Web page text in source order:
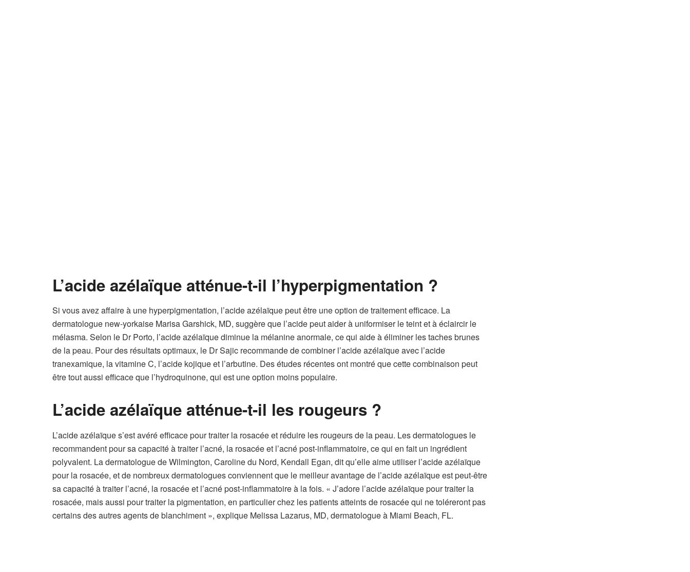
L’acide azélaïque atténue-t-il l’hyperpigmentation ?
Si vous avez affaire à une hyperpigmentation, l’acide azélaïque peut être une option de traitement efficace. La
dermatologue new-yorkaise Marisa Garshick, MD, suggère que l’acide peut aider à uniformiser le teint et à éclaircir le
mélasma. Selon le Dr Porto, l’acide azélaïque diminue la mélanine anormale, ce qui aide à éliminer les taches brunes
de la peau. Pour des résultats optimaux, le Dr Sajic recommande de combiner l’acide azélaïque avec l’acide
tranexamique, la vitamine C, l’acide kojique et l’arbutine. Des études récentes ont montré que cette combinaison peut
être tout aussi efficace que l’hydroquinone, qui est une option moins populaire.
L’acide azélaïque atténue-t-il les rougeurs ?
L’acide azélaïque s’est avéré efficace pour traiter la rosacée et réduire les rougeurs de la peau. Les dermatologues le
recommandent pour sa capacité à traiter l’acné, la rosacée et l’acné post-inflammatoire, ce qui en fait un ingrédient
polyvalent. La dermatologue de Wilmington, Caroline du Nord, Kendall Egan, dit qu’elle aime utiliser l’acide azélaïque
pour la rosacée, et de nombreux dermatologues conviennent que le meilleur avantage de l’acide azélaïque est peut-être
sa capacité à traiter l’acné, la rosacée et l’acné post-inflammatoire à la fois. « J’adore l’acide azélaïque pour traiter la
rosacée, mais aussi pour traiter la pigmentation, en particulier chez les patients atteints de rosacée qui ne toléreront pas
certains des autres agents de blanchiment », explique Melissa Lazarus, MD, dermatologue à Miami Beach, FL.